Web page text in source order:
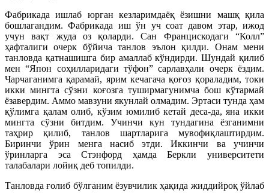
Фабрикада ишлаб юрган кезларимдаёқ ёзишни машқ қила
бошлагандим. Фабрикада иш ўн уч соат давом этар, ижод
учун вақт жуда оз қоларди. Сан Францискодаги “Колл”
ҳафталиги очерк бўйича танлов эълон қилди. Онам мени
танловда қатнашишга бир амаллаб кўндирди. Шундай қилиб
мен “Япон соҳилларидаги тўфон” сарлавҳали очерк ёздим.
Чарчаганимга қарамай, ярим кечагача қоғоз қораладим, токи
икки мингта сўзни коғозга туширмагунимча бош кўтармай
ёзавердим. Аммо мавзуни якунлай олмадим. Эртаси тунда ҳам
қўлимга қалам олиб, кўзим юмилиб кетай деса-да, яна икки
мингта сўзни битдим. Учинчи кун тундагина ёзганимни
таҳрир қилиб, танлов шартларига мувофиқлаштирдим.
Биринчи ўрин менга насиб этди. Иккинчи ва учинчи
ўринларга эса Стэнфорд ҳамда Беркли университети
талабалари лойиқ деб топилди.
Танловда ғолиб бўлганим ёзувчилик ҳақида жиддийроқ ўйлаб